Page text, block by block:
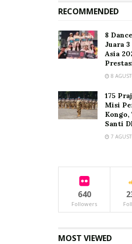
RECOMMENDED
8
Juara
Asia
8
175
Misi
Kongo,
Santi
7
640
Followers
MOST VIEWED